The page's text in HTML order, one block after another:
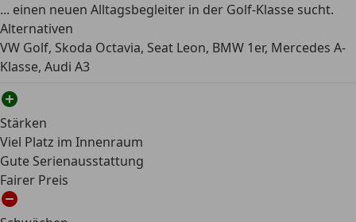
... einen neuen Alltagsbegleiter in der Golf-Klasse sucht.
Alternativen
VW Golf, Skoda Octavia, Seat Leon, BMW 1er, Mercedes A-
Klasse, Audi A3
Stärken
Viel Platz im Innenraum
Gute Serienausstattung
Fairer Preis